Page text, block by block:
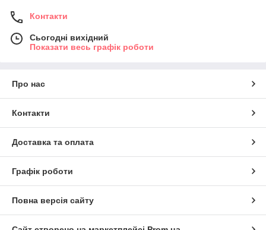
Контакти
Сьогодні вихідний
Показати весь графік роботи
Про нас
Контакти
Доставка та оплата
Графік роботи
Повна версія сайту